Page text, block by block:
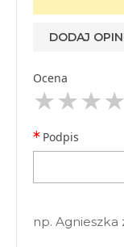
DODAJ
Ocena
Podpis
np. Agnieszka